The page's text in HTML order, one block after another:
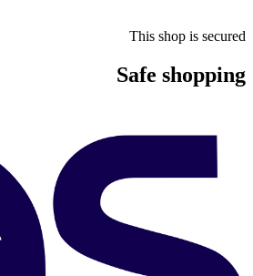
This shop is secured
Safe shopping